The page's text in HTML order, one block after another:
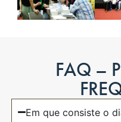
FAQ –
Em que consiste o